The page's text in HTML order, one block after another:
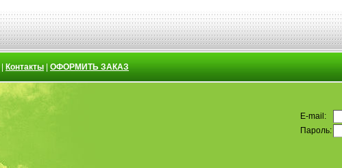
Контакты ОФОРМИТЬ ЗАКАЗ
E-mail:
Пароль: